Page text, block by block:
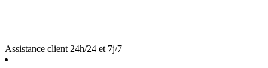
Assistance client 24h/24 et 7j/7